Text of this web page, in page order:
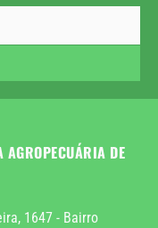
AGROPECUÁRIA DE
1647 - Bairro